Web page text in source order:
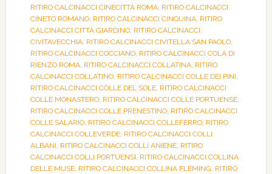
RITIRO CALCINACCI CINECITTÀ ROMA, RITIRO CALCINACCI
CINETO ROMANO, RITIRO CALCINACCI CINQUINA, RITIRO
CALCINACCI CITTÀ GIARDINO, RITIRO CALCINACCI
CIVITAVECCHIA, RITIRO CALCINACCI CIVITELLA SAN PAOLO,
RITIRO CALCINACCI COCCIANO, RITIRO CALCINACCI COLA DI
RIENZO ROMA, RITIRO CALCINACCI COLLATINA, RITIRO
CALCINACCI COLLATINO, RITIRO CALCINACCI COLLE DEI PINI,
RITIRO CALCINACCI COLLE DEL SOLE, RITIRO CALCINACCI
COLLE MONASTERO, RITIRO CALCINACCI COLLE PORTUENSE,
RITIRO CALCINACCI COLLE PRENESTINO, RITIRO CALCINACCI
COLLE SALARIO, RITIRO CALCINACCI COLLEFERRO, RITIRO
CALCINACCI COLLEVERDE, RITIRO CALCINACCI COLLI
ALBANI, RITIRO CALCINACCI COLLI ANIENE, RITIRO
CALCINACCI COLLI PORTUENSI, RITIRO CALCINACCI COLLINA
DELLE MUSE, RITIRO CALCINACCI COLLINA FLEMING, RITIRO